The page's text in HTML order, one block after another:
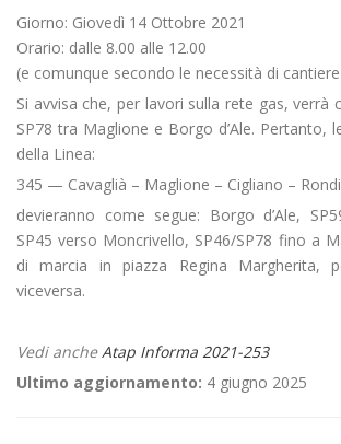
Giorno: Giovedì 14 Ottobre 2021
Orario: dalle 8.00 alle 12.00
(e comunque secondo le necessità di
Si avvisa che, per lavori sulla rete gas, verrà
SP78 tra Maglione e Borgo d’Ale. Pertanto,
della Linea:
345 — Cavaglià – Maglione – Cigliano –
devieranno come segue: Borgo d’Ale,
SP45 verso Moncrivello, SP46/SP78 fino a
di marcia in piazza Regina Margherita,
viceversa.
Vedi ancheAtap Informa 2021-253
Ultimo aggiornamento: 4 giugno 2025